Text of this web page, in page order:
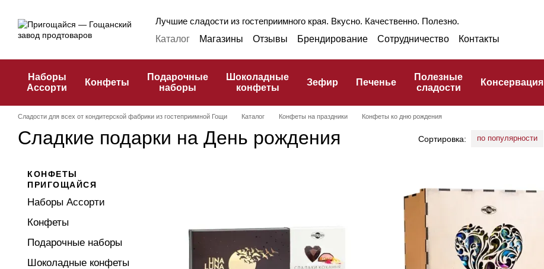
Лучшие сладости из гостеприимного края. Вкусно. Качественно. Полезно.
Каталог
Магазины Отзывы Брендирование Сотрудничество
Контакты
Публичная оферта
Кулинарный словарь
Наборы
Ассорти
Конфеты
Подарочные
наборы
Шоколадные
конфеты
Зефир Печенье
Полезные
сладости
Консервация
Сладости для всех от кондитерской фабрики из гостеприимной Гощи Каталог Конфеты на праздники Конфеты ко дню рождения
Сладкие подарки на День рождения Сортировка: по популярности
КОНФЕТЫ
ПРИГОЩАЙСЯ
Наборы Ассорти
Конфеты
Подарочные наборы
Шоколадные конфеты